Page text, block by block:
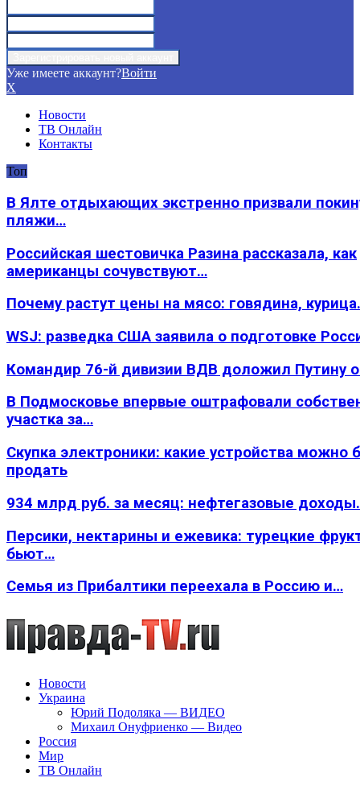
Уже имеете аккаунт?Войти
X
Новости
ТВ Онлайн
Контакты
Топ
В Ялте отдыхающих экстренно призвали
пляжи…
Российская шестовичка Разина рассказала, как
американцы сочувствуют…
Почему растут цены на мясо: говядина,
WSJ: разведка США заявила о подготовке
Командир 76-й дивизии ВДВ доложил Путину
В Подмосковье впервые оштрафовали
участка за…
Скупка электроники: какие устройства можно
продать
934 млрд руб. за месяц: нефтегазовые
Персики, нектарины и ежевика: турецкие
бьют…
Семья из Прибалтики переехала в Россию и…
Новости
Украина
Юрий Подоляка — ВИДЕО
Михаил Онуфриенко — Видео
Россия
Мир
ТВ Онлайн